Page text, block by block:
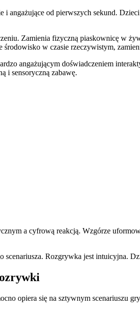
od pierwszych sekund.
Zamienia fizyczną piaskownicę w
w czasie rzeczywistym,
angażującym doświadczeniem
i sensoryczną zabawę.
a cyfrową reakcją. Wzgórze
Rozgrywka jest intuicyjna.
opiera się na sztywnym scenariuszu